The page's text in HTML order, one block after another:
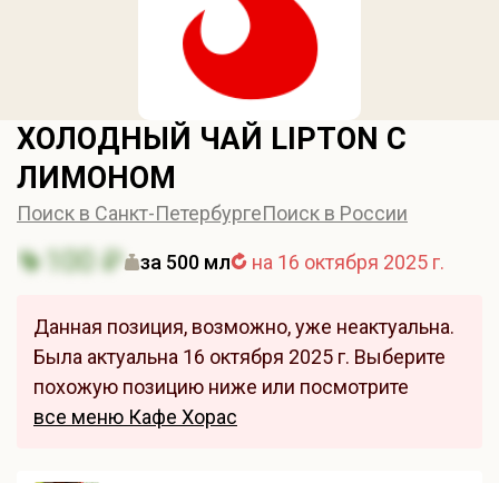
ХОЛОДНЫЙ ЧАЙ LIPTON С
ЛИМОНОМ
Поиск в Санкт-ПетербургеПоиск в России
100 ₽ за 500 мл на 16 октября 2025 г.
Данная позиция, возможно, уже неактуальна.
Была актуальна 16 октября 2025 г. Выберите
похожую позицию ниже или посмотрите
все меню Кафе Хорас